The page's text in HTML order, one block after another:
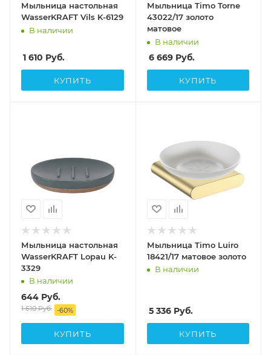
Мыльница настольная
WasserKRAFT Vils K-6129
В наличии
1 610 Руб.
КУПИТЬ
Мыльница Timo Torne
43022/17 золото
матовое
В наличии
6 669Руб.
КУПИТЬ
Мыльница настольная
WasserKRAFT Lopau K-
3329
В наличии
644 Руб.
1 610Руб. -60%
КУПИТЬ
Мыльница Timo Luiro
18421/17 матовое золото
В наличии
5 336Руб.
КУПИТЬ